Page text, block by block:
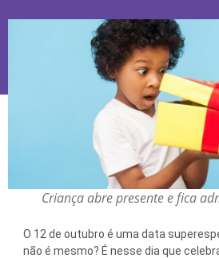
Criança abre presente e fica
O 12 de outubro é uma data
não é mesmo? É nesse dia que